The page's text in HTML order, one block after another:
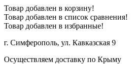
Товар добавлен в корзину!
Товар добавлен в список сравнения!
Товар добавлен в избранные!
г. Симферополь, ул. Кавказская 9
Осуществляем доставку по Крыму